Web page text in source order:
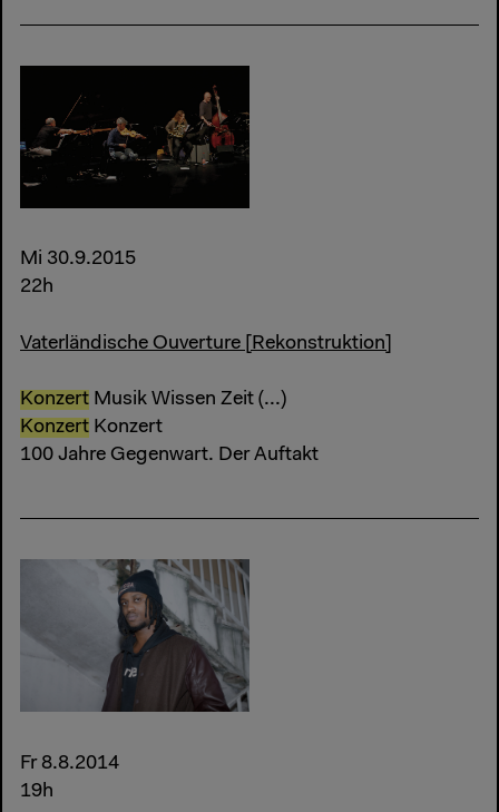
Mi 30.9.2015
22h
Vaterländische Ouverture [Rekonstruktion]
Konzert Musik Wissen Zeit (...)
Konzert Konzert
100 Jahre Gegenwart. Der Auftakt
Fr 8.8.2014
19h